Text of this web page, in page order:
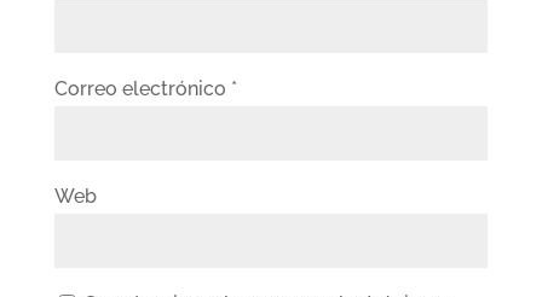
Correo electrónico *
Web